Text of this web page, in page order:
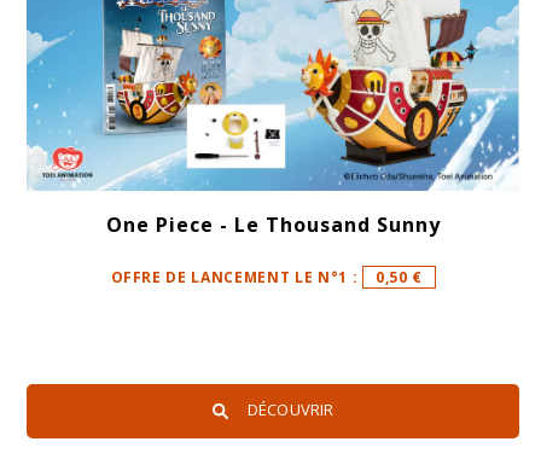
One Piece - Le Thousand Sunny
OFFRE DE LANCEMENT LE N°1 : 0,50 €
DÉCOUVRIR